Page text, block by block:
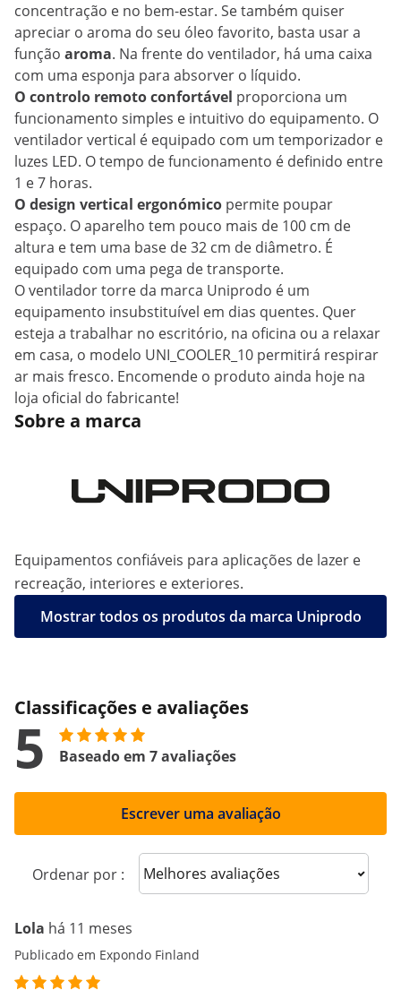
concentração e no bem-estar. Se também quiser
apreciar o aroma do seu óleo favorito, basta usar a
função aroma. Na frente do ventilador, há uma caixa
com uma esponja para absorver o líquido.
O controlo remoto confortável proporciona um
funcionamento simples e intuitivo do equipamento. O
ventilador vertical é equipado com um temporizador e
luzes LED. O tempo de funcionamento é definido entre
1 e 7 horas.
O design vertical ergonómico permite poupar
espaço. O aparelho tem pouco mais de 100 cm de
altura e tem uma base de 32 cm de diâmetro. É
equipado com uma pega de transporte.
O ventilador torre da marca Uniprodo é um
equipamento insubstituível em dias quentes. Quer
esteja a trabalhar no escritório, na oficina ou a relaxar
em casa, o modelo UNI_COOLER_10 permitirá respirar
ar mais fresco. Encomende o produto ainda hoje na
loja oficial do fabricante!
Sobre a marca
Equipamentos confiáveis para aplicações de lazer e
recreação, interiores e exteriores.
Mostrar todos os produtos da marca Uniprodo
Classificações e avaliações
5 Baseado em 7 avaliações
Escrever uma avaliação
Ordenar por : Sort reviews
Lola há 11 meses
Publicado em Expondo Finland